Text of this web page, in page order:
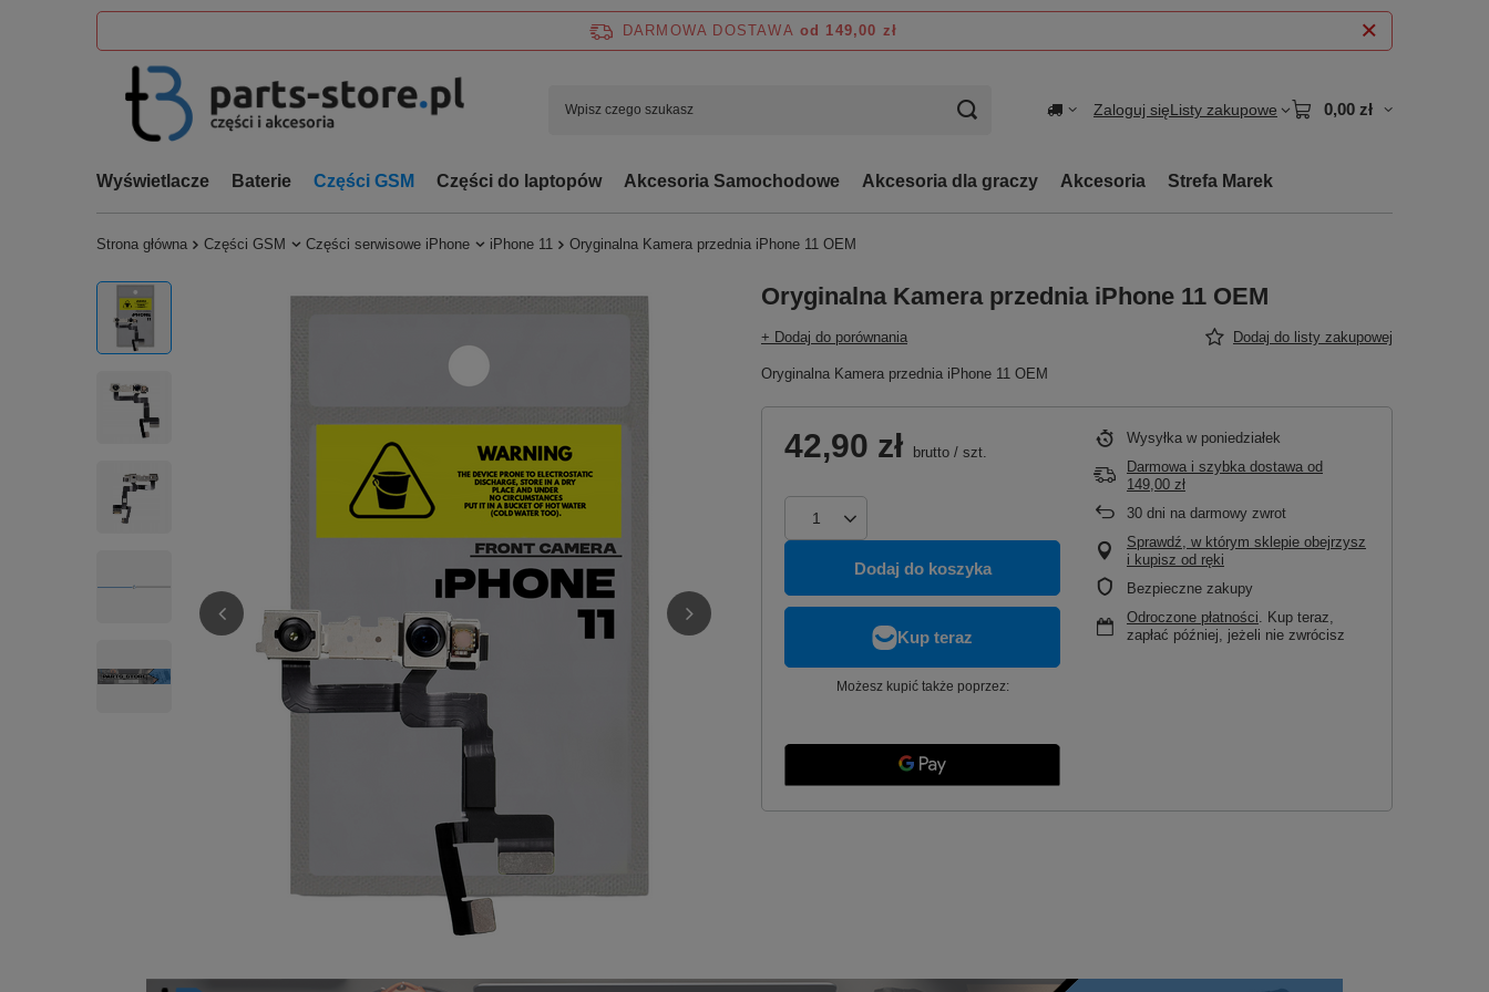
DARMOWA DOSTAWA od 149,00 zł
Zaloguj sięListy zakupowe 0,00 zł
Wyświetlacze Baterie Części GSM Części do laptopów Akcesoria Samochodowe Akcesoria dla graczy Akcesoria Strefa Marek
Strona główna Części GSM Części serwisowe iPhone iPhone 11 Oryginalna Kamera przednia iPhone 11 OEM
Oryginalna Kamera przednia iPhone 11 OEM
+ Dodaj do porównania Dodaj do listy zakupowej
Oryginalna Kamera przednia iPhone 11 OEM
42,90 zł brutto / szt.
Dodaj do koszyka
Możesz kupić także poprzez:
Wysyłka w poniedziałek
Darmowa i szybka dostawa od
149,00 zł
30 dni na darmowy zwrot
Sprawdź, w którym sklepie obejrzysz
i kupisz od ręki
Bezpieczne zakupy
Odroczone płatności. Kup teraz,
zapłać później, jeżeli nie zwrócisz